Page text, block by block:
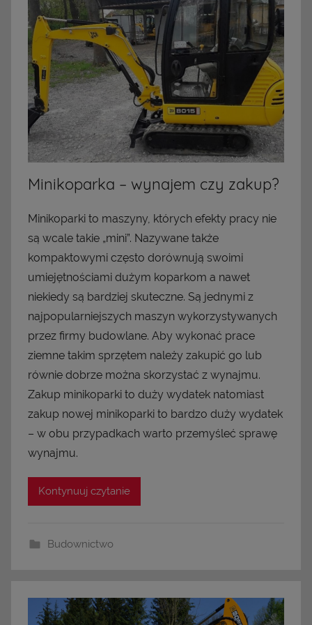
Minikoparka – wynajem czy zakup?
Minikoparki to maszyny, których efekty pracy nie
są wcale takie „mini”. Nazywane także
kompaktowymi często dorównują swoimi
umiejętnościami dużym koparkom a nawet
niekiedy są bardziej skuteczne. Są jednymi z
najpopularniejszych maszyn wykorzystywanych
przez firmy budowlane. Aby wykonać prace
ziemne takim sprzętem należy zakupić go lub
równie dobrze można skorzystać z wynajmu.
Zakup minikoparki to duży wydatek natomiast
zakup nowej minikoparki to bardzo duży wydatek
– w obu przypadkach warto przemyśleć sprawę
wynajmu.
Kontynuuj czytanie
Budownictwo